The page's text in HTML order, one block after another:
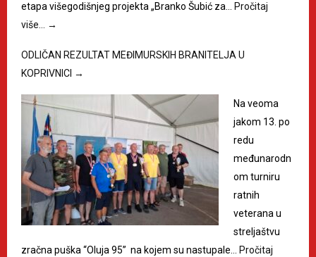
etapa višegodišnjeg projekta „Branko Šubić za… Pročitaj
više… →
ODLIČAN REZULTAT MEĐIMURSKIH BRANITELJA U
KOPRIVNICI →
Na veoma
jakom 13. po
redu
međunarodn
om turniru
ratnih
veterana u
streljaštvu
zračna puška “Oluja 95” na kojem su nastupale… Pročitaj